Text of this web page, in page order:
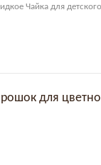
Чайка для
для